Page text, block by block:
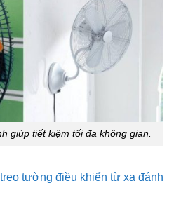
giúp tiết kiệm tối đa không gian.
tường điều khiển từ xa đánh